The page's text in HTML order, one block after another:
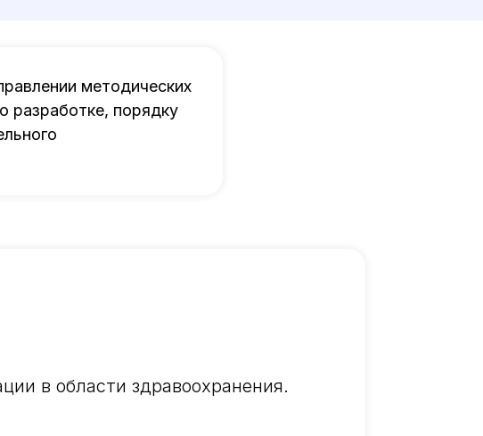
методических
разработке, порядку
в области здравоохранения.